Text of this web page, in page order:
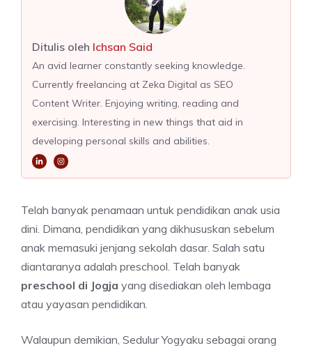
Ditulis oleh Ichsan Said
An avid learner constantly seeking knowledge.
Currently freelancing at Zeka Digital as SEO
Content Writer. Enjoying writing, reading and
exercising. Interesting in new things that aid in
developing personal skills and abilities.
Telah banyak penamaan untuk pendidikan anak usia
dini. Dimana, pendidikan yang dikhususkan sebelum
anak memasuki jenjang sekolah dasar. Salah satu
diantaranya adalah preschool. Telah banyak
preschool di Jogja yang disediakan oleh lembaga
atau yayasan pendidikan.
Walaupun demikian, Sedulur Yogyaku sebagai orang